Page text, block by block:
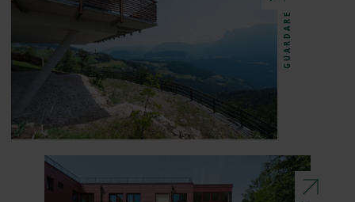
GUARDARE